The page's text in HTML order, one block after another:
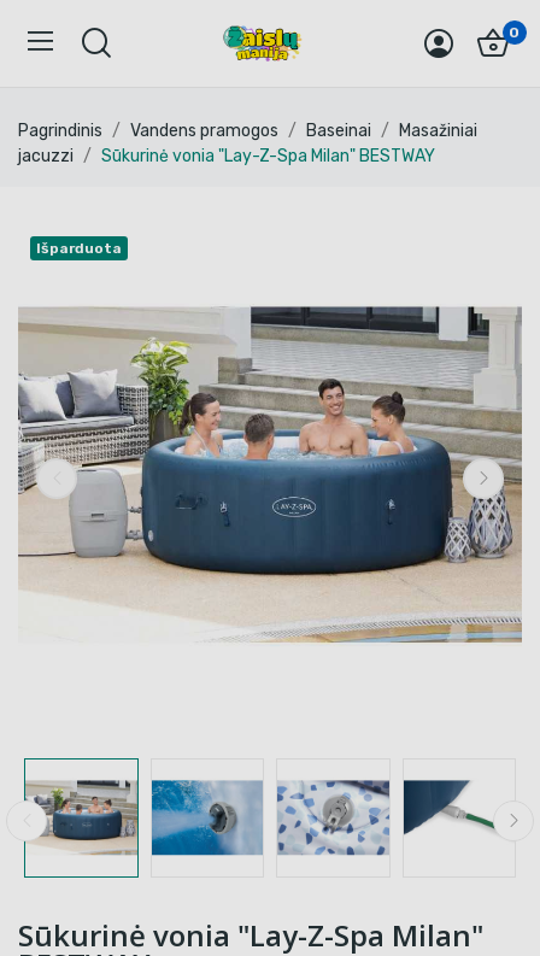
0
Pagrindinis Vandens pramogos Baseinai
Masažiniai
jacuzzi
Sūkurinė vonia "Lay-Z-Spa Milan" BESTWAY
Išparduota
Sūkurinė vonia "Lay-Z-Spa Milan"